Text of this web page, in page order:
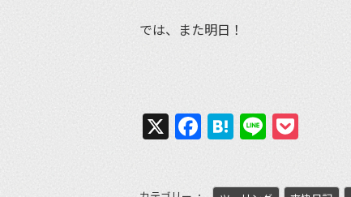
では、また明日！
X Facebook
Hatena
Line